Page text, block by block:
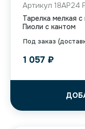
Под заказ
Артикул 18AP24
Тарелка мелкая
Пиоли с кантом
1 057 ₽